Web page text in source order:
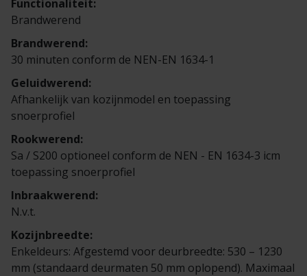
Diensten
Technische documentatie
Veelgestelde vragen
Prefab woning
Handelspartner
Rookwerend
Duurzaamheid
Brochures
Technische documentatie
Verkooppunten
Veelgestelde vragen
GND Garantiedeuren
Werken bij Berkvens
Functionaliteit:
Brandwerend
Brandwerend:
30 minuten conform de NEN-EN 1634-1
Geluidwerend:
Afhankelijk van kozijnmodel en toepassing
snoerprofiel
Rookwerend:
Sa / S200 optioneel conform de NEN - EN 1634-3 icm
toepassing snoerprofiel
Inbraakwerend:
N.v.t.
Kozijnbreedte:
Enkeldeurs: Afgestemd voor deurbreedte: 530 – 1230
mm (standaard deurmaten 50 mm oplopend). Maximaal